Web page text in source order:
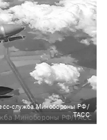
служба Минобороны РФ/
ТАСС